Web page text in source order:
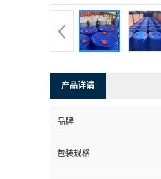
产品详请
品牌
包装规格